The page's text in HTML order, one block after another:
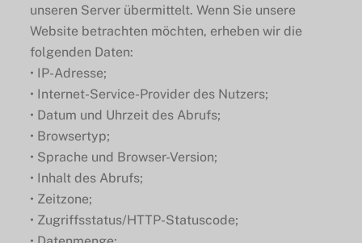
unseren Server übermittelt. Wenn Sie unsere
Website betrachten möchten, erheben wir die
folgenden Daten:
• IP-Adresse;
• Internet-Service-Provider des Nutzers;
• Datum und Uhrzeit des Abrufs;
• Browsertyp;
• Sprache und Browser-Version;
• Inhalt des Abrufs;
• Zeitzone;
• Zugriffsstatus/HTTP-Statuscode;